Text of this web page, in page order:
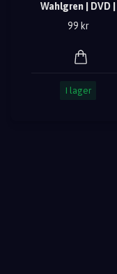
Wahlgren | DVD |
99 kr
I lager